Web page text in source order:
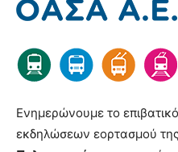
Ενημερώνουμε το
εκδηλώσεων εορτασμού